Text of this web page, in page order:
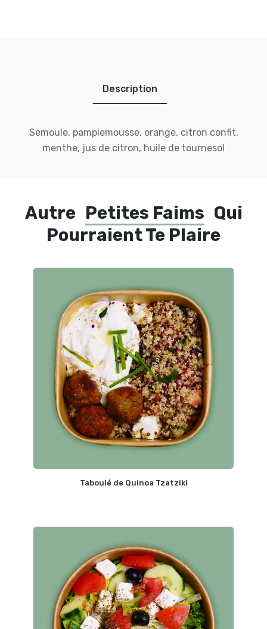
Description
Semoule, pamplemousse, orange, citron confit,
menthe, jus de citron, huile de tournesol
Autre Petites Faims Qui
Pourraient Te Plaire
Taboulé de Quinoa Tzatziki